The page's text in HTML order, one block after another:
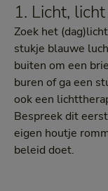
1. Licht,
Zoek het
stukje blauwe
buiten om een
buren of ga een
ook een
Bespreek dit
eigen houtje
beleid doet.